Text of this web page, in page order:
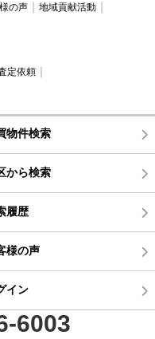
の声
地域貢献活動
定依頼
物件検索
から検索
履歴
様の声
イン
6003